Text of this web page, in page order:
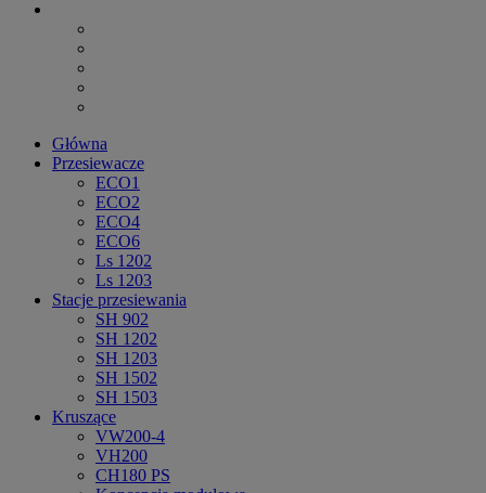
Główna
Przesiewacze
ECO1
ECO2
ECO4
ECO6
Ls 1202
Ls 1203
Stacje przesiewania
SH 902
SH 1202
SH 1203
SH 1502
SH 1503
Kruszące
VW200-4
VH200
CH180 PS